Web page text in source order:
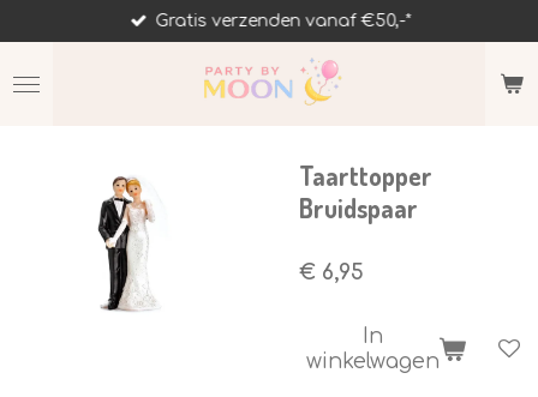
direct
naar
de
Gratis verzenden vanaf €50,-*
Taarttopper
Bruidspaar
€ 6,95
In
winkelwagen